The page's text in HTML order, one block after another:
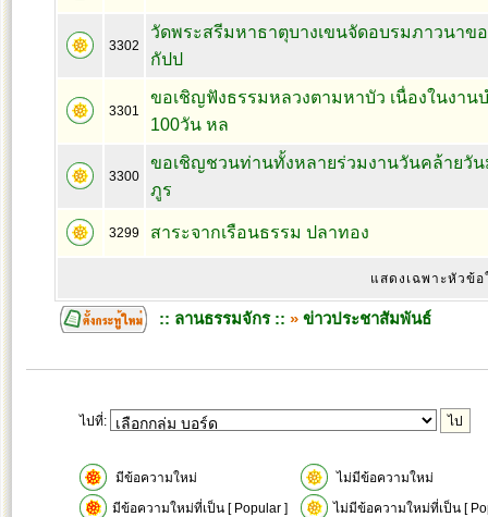
3302
วัดพระสรีมหาธาตุบางเขนจัดอบรมภาวนาข
กัปป
3301
ขอเชิญฟังธรรมหลวงตามหาบัว เนื่องในงาน
100วัน หล
3300
ขอเชิญชวนท่านทั้งหลายร่วมงานวันคล้ายวั
ภูร
3299 สาระจากเรือนธรรม ปลาทอง
แสดงเฉพาะหัวข้อ
:: ลานธรรมจักร :: » ข่าวประชาสัมพันธ์
ไปที่:
มีข้อความใหม่
ไม่มีข้อความใหม่
มีข้อความใหม่ที่เป็น [ Popular ]
ไม่มีข้อความใหม่ที่เป็น [